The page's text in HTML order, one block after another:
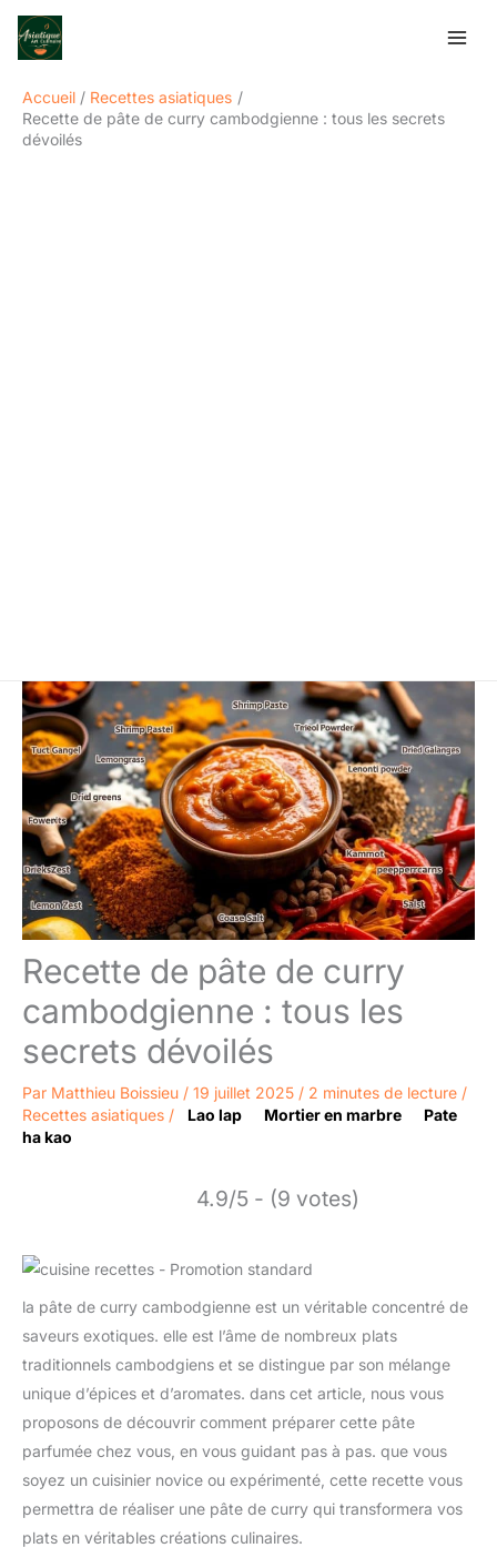
Aller
Accueil
Recettes asiatiques
Recette de pâte de curry cambodgienne : tous les secrets
dévoilés
Recette de pâte de curry
cambodgienne : tous les
secrets dévoilés
Par Matthieu Boissieu / 19 juillet 2025 / 2 minutes de lecture /
Recettes asiatiques / Lao lap Mortier en marbre
Pate
ha kao
4.9/5 - (9 votes)
la pâte de curry cambodgienne est un véritable concentré de
saveurs exotiques. elle est l’âme de nombreux plats
traditionnels cambodgiens et se distingue par son mélange
unique d’épices et d’aromates. dans cet article, nous vous
proposons de découvrir comment préparer cette pâte
parfumée chez vous, en vous guidant pas à pas. que vous
soyez un cuisinier novice ou expérimenté, cette recette vous
permettra de réaliser une pâte de curry qui transformera vos
plats en véritables créations culinaires.
Rechercher